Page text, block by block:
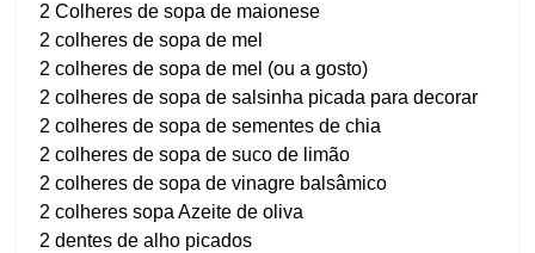
2 Colheres de sopa de maionese
2 colheres de sopa de mel
2 colheres de sopa de mel (ou a gosto)
2 colheres de sopa de salsinha picada para decorar
2 colheres de sopa de sementes de chia
2 colheres de sopa de suco de limão
2 colheres de sopa de vinagre balsâmico
2 colheres sopa Azeite de oliva
2 dentes de alho picados